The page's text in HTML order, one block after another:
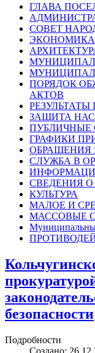
ГЛАВА
СОВЕТ
ПОРЯДОК
АКТОВ
РЕЗУЛЬТАТЫ
ЗАЩИТА
ГРАФИКИ
ОБРАЩЕНИЯ
СЛУЖБА В
СВЕДЕНИЯ
КУЛЬТУРА
МАЛОЕ И
МАССОВЫЕ
безопасности
Подробности
Создано: